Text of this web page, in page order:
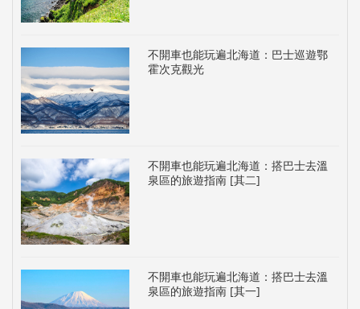
不開車也能玩遍北海道：巴士巡遊鄂
霍次克觀光
不開車也能玩遍北海道：搭巴士去溫
泉區的旅遊指南 [其二]
不開車也能玩遍北海道：搭巴士去溫
泉區的旅遊指南 [其一]